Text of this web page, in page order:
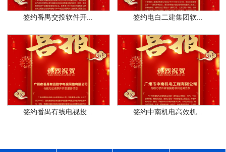
签约番禺交投软件开... 签约电白二建集团软...
签约番禺有线电视投... 签约中南机电高效机...